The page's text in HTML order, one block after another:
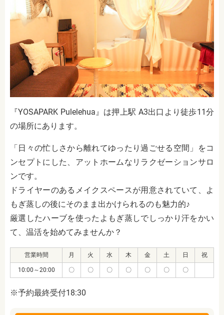
『YOSAPARK Pulelehua』は押上駅 A3出口より徒歩11分
の場所にあります。
「日々の忙しさから離れてゆったり過ごせる空間」をコ
ンセプトにした、アットホームなリラクゼーションサロ
ンです。
ドライヤーのあるメイクスペースが用意されていて、よ
もぎ蒸しの後にそのまま出かけられるのも魅力的♪
厳選したハーブを使ったよもぎ蒸しでしっかり汗をかい
て、温活を始めてみませんか？
営業時間 月 火 水 木 金 土 日 祝
10:00～20:00 〇 〇 〇 〇 〇 〇 〇
※予約最終受付18:30